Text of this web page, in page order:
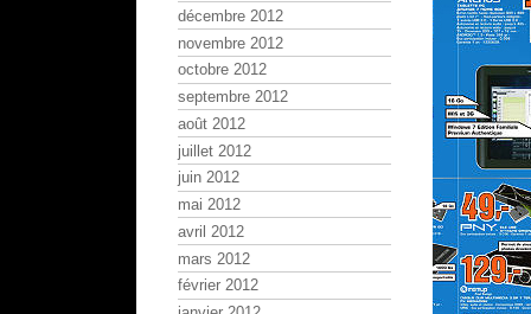
décembre 2012
novembre 2012
octobre 2012
septembre 2012
août 2012
juillet 2012
juin 2012
mai 2012
avril 2012
mars 2012
février 2012